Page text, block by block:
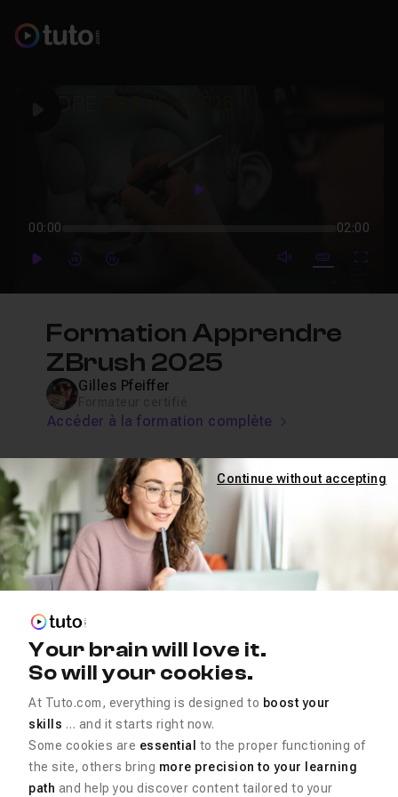
Play
00:00 02:00
PlayForwardForward mute video
Subtitles
Formation Apprendre
ZBrush 2025
Gilles Pfeiffer
Accéder à la formation complète